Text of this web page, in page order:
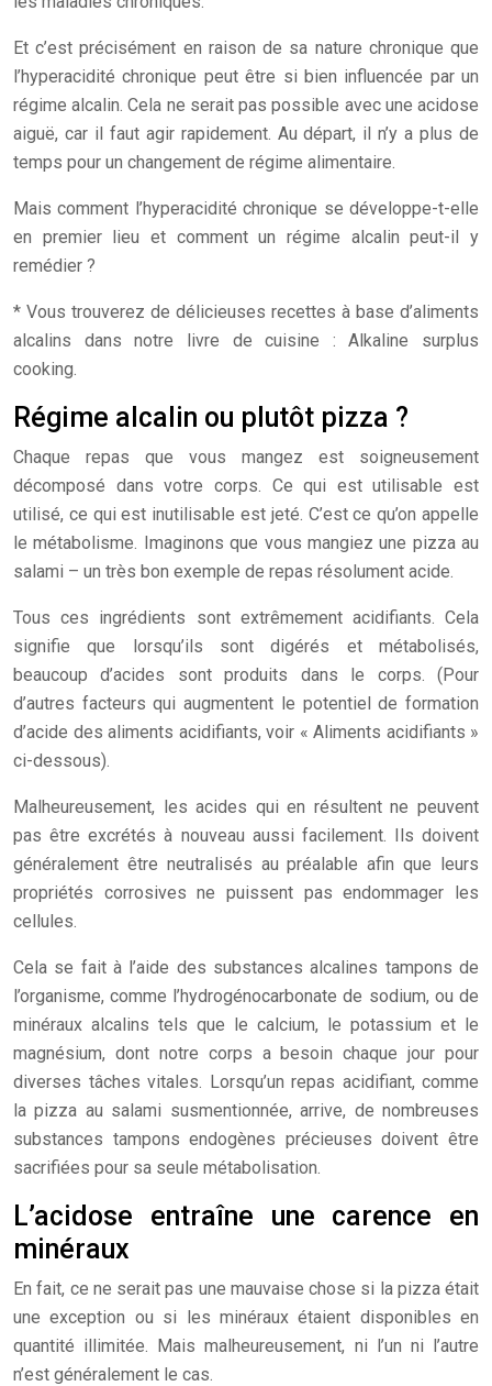
Et c’est précisément en raison de sa nature chronique que
l’hyperacidité chronique peut être si bien influencée par un
régime alcalin. Cela ne serait pas possible avec une acidose
aiguë, car il faut agir rapidement. Au départ, il n’y a plus de
temps pour un changement de régime alimentaire.
Mais comment l’hyperacidité chronique se développe-t-elle
en premier lieu et comment un régime alcalin peut-il y
remédier ?
* Vous trouverez de délicieuses recettes à base d’aliments
alcalins dans notre livre de cuisine : Alkaline surplus
cooking.
Régime alcalin ou plutôt pizza ?
Chaque repas que vous mangez est soigneusement
décomposé dans votre corps. Ce qui est utilisable est
utilisé, ce qui est inutilisable est jeté. C’est ce qu’on appelle
le métabolisme. Imaginons que vous mangiez une pizza au
salami – un très bon exemple de repas résolument acide.
Tous ces ingrédients sont extrêmement acidifiants. Cela
signifie que lorsqu’ils sont digérés et métabolisés,
beaucoup d’acides sont produits dans le corps. (Pour
d’autres facteurs qui augmentent le potentiel de formation
d’acide des aliments acidifiants, voir « Aliments acidifiants »
ci-dessous).
Malheureusement, les acides qui en résultent ne peuvent
pas être excrétés à nouveau aussi facilement. Ils doivent
généralement être neutralisés au préalable afin que leurs
propriétés corrosives ne puissent pas endommager les
cellules.
Cela se fait à l’aide des substances alcalines tampons de
l’organisme, comme l’hydrogénocarbonate de sodium, ou de
minéraux alcalins tels que le calcium, le potassium et le
magnésium, dont notre corps a besoin chaque jour pour
diverses tâches vitales. Lorsqu’un repas acidifiant, comme
la pizza au salami susmentionnée, arrive, de nombreuses
substances tampons endogènes précieuses doivent être
sacrifiées pour sa seule métabolisation.
L’acidose entraîne une carence en
minéraux
En fait, ce ne serait pas une mauvaise chose si la pizza était
une exception ou si les minéraux étaient disponibles en
quantité illimitée. Mais malheureusement, ni l’un ni l’autre
n’est généralement le cas.